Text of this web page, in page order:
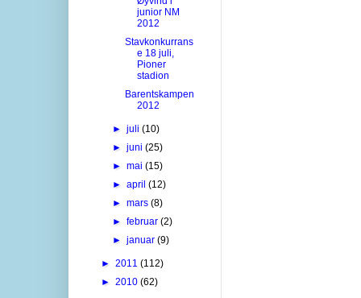
junior NM
2012
Stavkonkurrans
e 18 juli,
Pioner
stadion
Barentskampen
2012
►juli(10)
►juni(25)
►mai(15)
►april(12)
►mars(8)
►februar(2)
►januar(9)
► 2011 (112)
► 2010 (62)